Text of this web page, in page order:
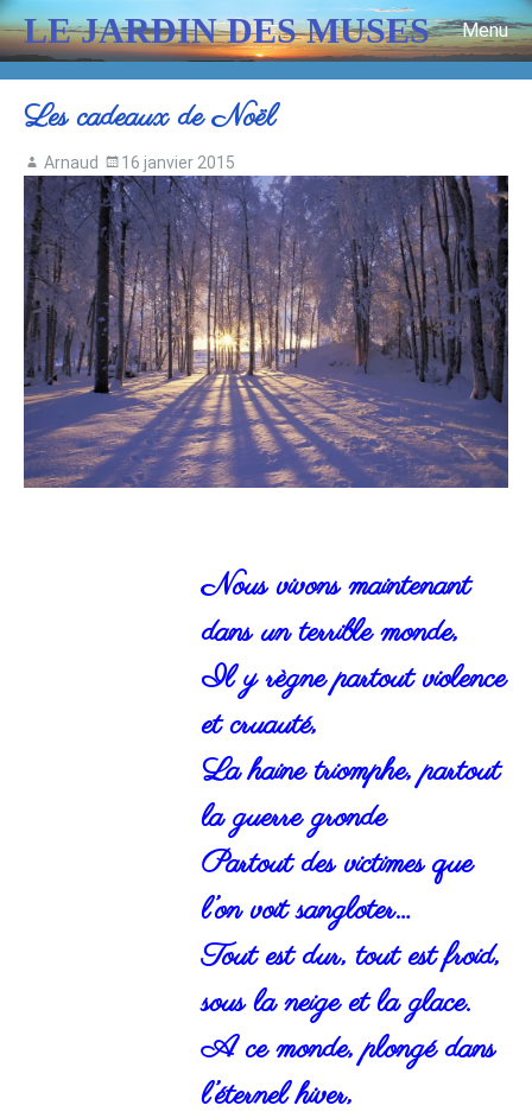
LE JARDIN DES MUSES
Menu
Skip to content
Les cadeaux de Noël
Arnaud 16 janvier 2015
Nous vivons maintenant
dans un terrible monde,
Il y règne partout violence
et cruauté,
La haine triomphe, partout
la guerre gronde
Partout des victimes que
l’on voit sangloter…
Tout est dur, tout est froid,
sous la neige et la glace.
A ce monde, plongé dans
l’éternel hiver,